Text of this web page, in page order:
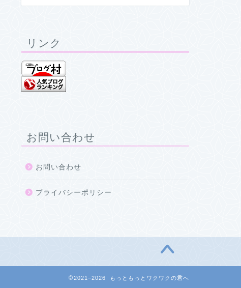
リンク
お問い合わせ
お問い合わせ
プライバシーポリシー
2021–2026 もっともっとワクワクの君へ